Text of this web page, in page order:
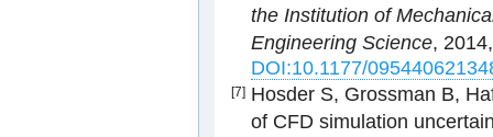
the Institution of
Engineering Science,
DOI:10.1177/
[7] Hosder S, Grossman B,
of CFD simulation